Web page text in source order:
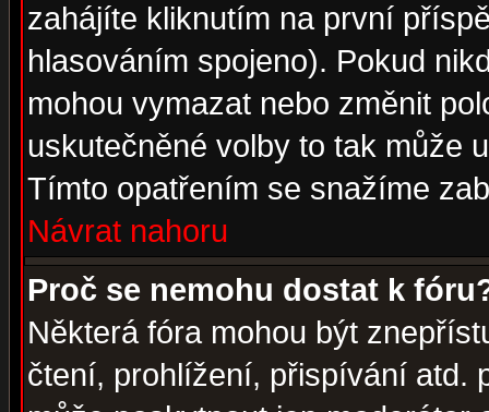
zahájíte kliknutím na první
hlasováním spojeno). Pokud
mohou vymazat nebo změnit
uskutečněné volby to tak může
Tímto opatřením se snažíme
Návrat nahoru
Proč se nemohu dostat k
Některá fóra mohou být
čtení, prohlížení, přispívání atd.